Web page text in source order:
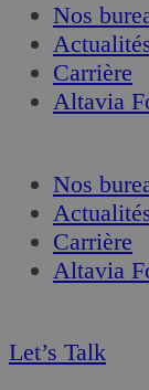
Nos
Carrière
Altavia
Nos
Carrière
Altavia
Let’s Talk